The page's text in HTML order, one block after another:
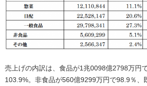
売上げの内訳は、食品が1兆0098億2798万円
103.9%。非食品が560億9299万円で98.9％、